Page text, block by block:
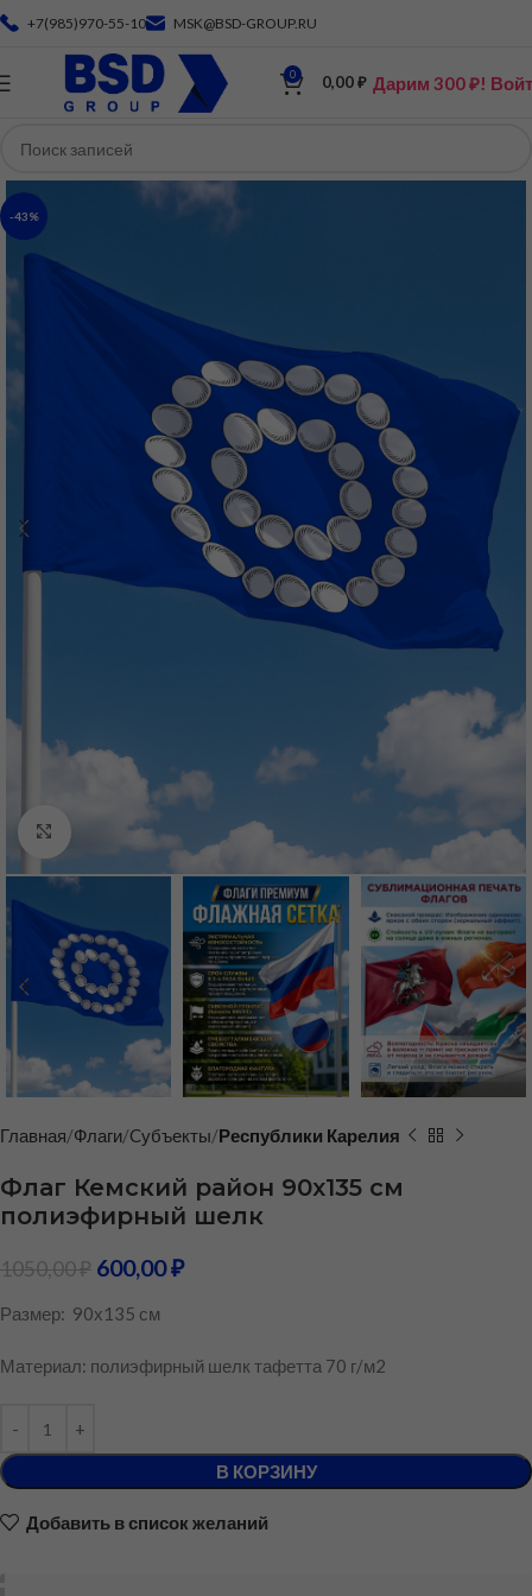
+7(985)970-55-10 MSK@BSD-GROUP.RU
0 0,00₽ Дарим 300 ₽!
-43%
Нажмите, чтобы увеличить
Главная Флаги Cубъекты Республики Карелия
Флаг Кемский район 90х135 см
полиэфирный шелк
1050,00₽ 600,00₽
Размер: 90х135 см
Материал: полиэфирный шелк тафетта 70 г/м2
В КОРЗИНУ
Добавить в список желаний